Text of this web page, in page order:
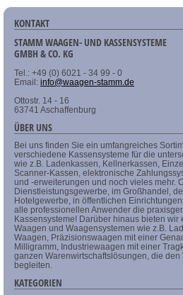
KONTAKT
STAMM WAAGEN- UND KASSENSYSTEME
GMBH & CO. KG
Tel.: +49 (0) 6021 - 34 99 - 0
Email: info@waagen-stamm.de
Ottostr. 14 - 16
63741 Aschaffenburg
ÜBER UNS
Bei uns finden Sie ein umfangreiches
verschiedene Kassensysteme für die
wie z.B. Ladenkassen, Kellnerkassen,
Scanner-Kassen, elektronische
und -erweiterungen und noch vieles mehr.
Dienstleistungsgewerbe, im Großhandel,
Hotelgewerbe, in öffentlichen
alle professionellen Anwender die
Kassensysteme! Darüber hinaus bieten wir
Waagen und Waagensystemen wie z.B.
Waagen, Präzisionswaagen mit einer
Milligramm, Industriewaagen mit einer
ganzen Warenwirtschaftslösungen, die
begleiten.
KATEGORIEN